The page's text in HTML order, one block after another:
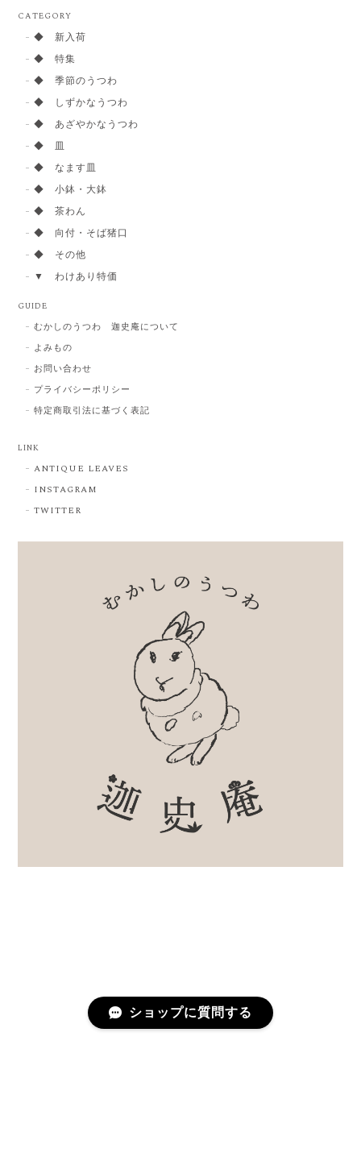
CATEGORY
◆ 新入荷
◆ 特集
◆ 季節のうつわ
◆ しずかなうつわ
◆ あざやかなうつわ
◆ 皿
◆ なます皿
◆ 小鉢・大鉢
◆ 茶わん
◆ 向付・そば猪口
◆ その他
▼ わけあり特価
GUIDE
むかしのうつわ 迦史庵について
よみもの
お問い合わせ
プライバシーポリシー
特定商取引法に基づく表記
LINK
ANTIQUE LEAVES
INSTAGRAM
TWITTER
ショップに質問する